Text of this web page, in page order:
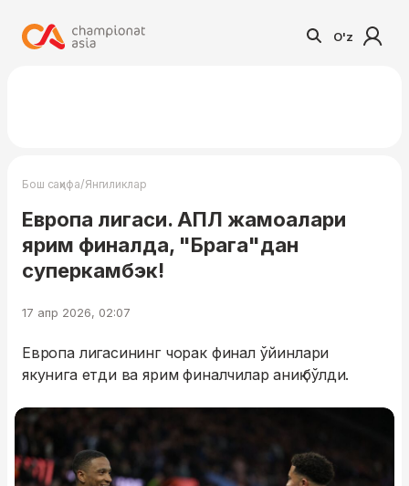
O'z
Бош саҳифа/Янгиликлар
Европа лигаси. АПЛ жамоалари
ярим финалда, "Брага"дан
суперкамбэк!
17 апр 2026, 02:07
Европа лигасининг чорак финал ўйинлари
якунига етди ва ярим финалчилар аниқ бўлди.